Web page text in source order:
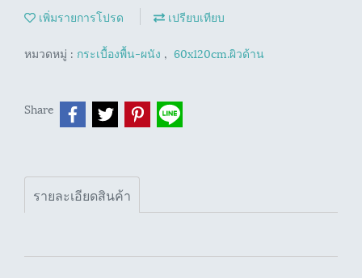
เพิ่มรายการโปรด เปรียบเทียบ
หมวดหมู่ : กระเบื้องพื้น-ผนัง , 60x120cm.ผิวด้าน
Share
รายละเอียดสินค้า